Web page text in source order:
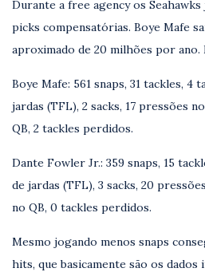
Durante a free agency os
picks compensatórias. Boye Mafe
aproximado de 20 milhões por ano.
Boye Mafe: 561 snaps, 31 tackles, 4
jardas (TFL), 2 sacks, 17 pressões
QB, 2 tackles perdidos.
Dante Fowler Jr.: 359 snaps, 15
de jardas (TFL), 3 sacks, 20
no QB, 0 tackles perdidos.
Mesmo jogando menos snaps
hits, que basicamente são os